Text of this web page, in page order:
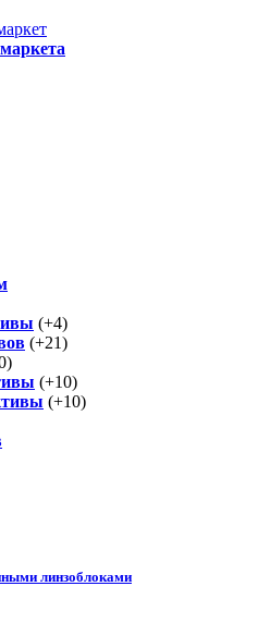
(+4)
(+21)
(+10)
(+10)
линзоблоками